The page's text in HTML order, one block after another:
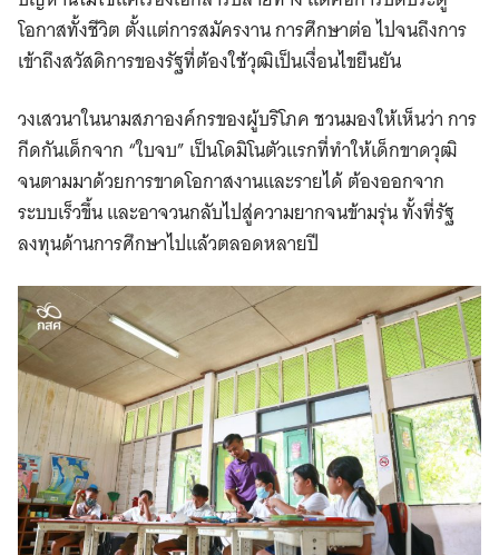
โอกาสทั้งชีวิต ตั้งแต่การสมัครงาน การศึกษาต่อ ไปจนถึงการ
เข้าถึงสวัสดิการของรัฐที่ต้องใช้วุฒิเป็นเงื่อนไขยืนยัน
วงเสวนาในนามสภาองค์กรของผู้บริโภค ชวนมองให้เห็นว่า การ
กีดกันเด็กจาก “ใบจบ” เป็นโดมิโนตัวแรกที่ทำให้เด็กขาดวุฒิ
จนตามมาด้วยการขาดโอกาสงานและรายได้ ต้องออกจาก
ระบบเร็วขึ้น และอาจวนกลับไปสู่ความยากจนข้ามรุ่น ทั้งที่รัฐ
ลงทุนด้านการศึกษาไปแล้วตลอดหลายปี